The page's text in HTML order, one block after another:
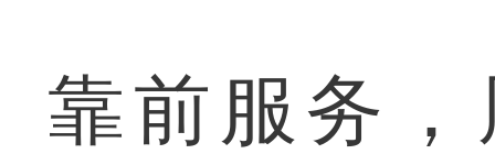
靠前服务